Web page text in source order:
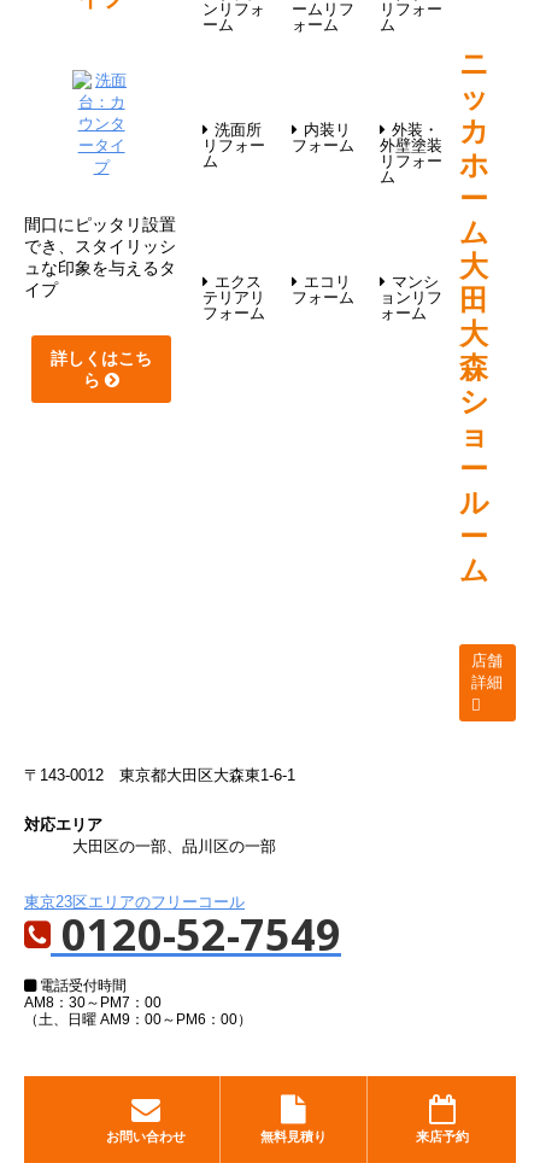
間口にピッタリ設置
でき、スタイリッシ
ュな印象を与えるタ
イプ
詳しくはこち
ら
ンリフォ
ーム
ームリフ
ォーム
リフォー
ム
洗面所
リフォー
ム
内装リ
フォーム
外装・
外壁塗装
リフォー
ム
エクス
テリアリ
フォーム
エコリ
フォーム
マンシ
ョンリフ
ォーム
ニ
ッ
カ
ホ
ー
ム
大
田
大
森
シ
ョ
ー
ル
ー
ム
店舗
詳細
〒143-0012 東京都大田区大森東1-6-1
対応エリア
大田区の一部、品川区の一部
東京23区エリアのフリーコール
0120-52-7549
電話受付時間
AM8：30～PM7：00
（土、日曜 AM9：00～PM6：00）
お問い合わせ 無料見積り 来店予約